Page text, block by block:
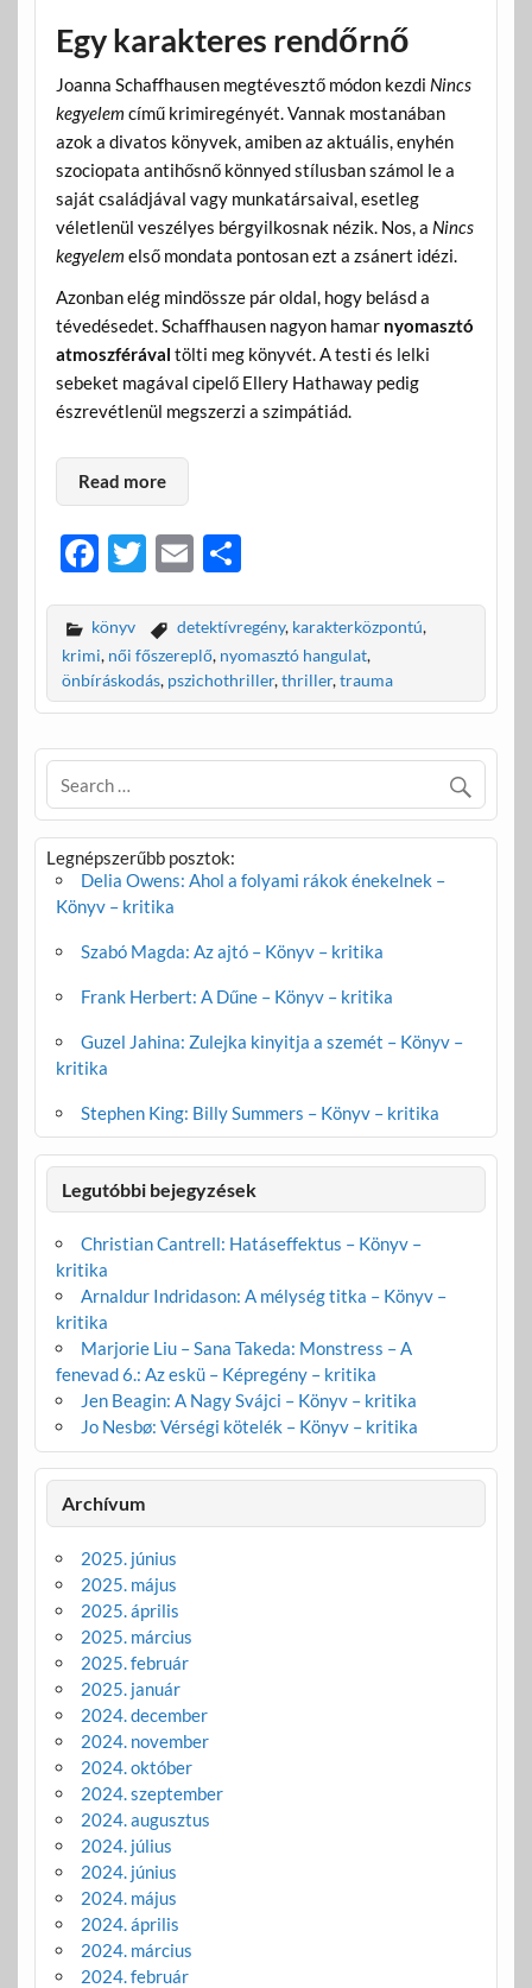
Egy karakteres rendőrnő
Joanna Schaffhausen megtévesztő módon kezdi Nincs
kegyelem című krimiregényét. Vannak mostanában
azok a divatos könyvek, amiben az aktuális, enyhén
szociopata antihősnő könnyed stílusban számol le a
saját családjával vagy munkatársaival, esetleg
véletlenül veszélyes bérgyilkosnak nézik. Nos, a Nincs
kegyelem első mondata pontosan ezt a zsánert idézi.
Azonban elég mindössze pár oldal, hogy belásd a
tévedésedet. Schaffhausen nagyon hamar nyomasztó
atmoszférával tölti meg könyvét. A testi és lelki
sebeket magával cipelő Ellery Hathaway pedig
észrevétlenül megszerzi a szimpátiád.
Read more
F
e
b
o
o
k
T
itt
er
E
ail
O
za
m
e
g
könyv detektívregény, karakterközpontú,
krimi, női főszereplő, nyomasztó hangulat,
önbíráskodás, pszichothriller,thriller,trauma
Legnépszerűbb posztok:
Delia Owens: Ahol a folyami rákok énekelnek –
Könyv – kritika
Szabó Magda: Az ajtó – Könyv – kritika
Frank Herbert: A Dűne – Könyv – kritika
Guzel Jahina: Zulejka kinyitja a szemét – Könyv –
kritika
Stephen King: Billy Summers – Könyv – kritika
Legutóbbi bejegyzések
Christian Cantrell: Hatáseffektus – Könyv –
kritika
Arnaldur Indridason: A mélység titka – Könyv –
kritika
Marjorie Liu – Sana Takeda: Monstress – A
fenevad 6.: Az eskü – Képregény – kritika
Jen Beagin: A Nagy Svájci – Könyv – kritika
Jo Nesbø: Vérségi kötelék – Könyv – kritika
Archívum
2025. június
2025. május
2025. április
2025. március
2025. február
2025. január
2024. december
2024. november
2024. október
2024. szeptember
2024. augusztus
2024. július
2024. június
2024. május
2024. április
2024. március
2024. február